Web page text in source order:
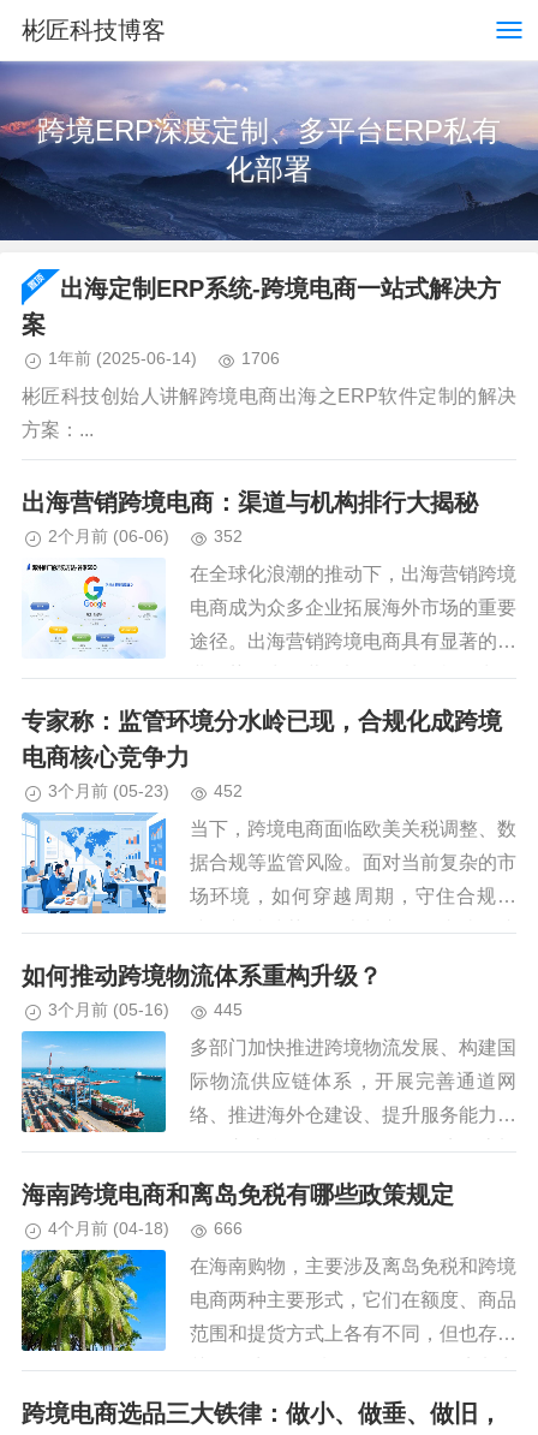
彬匠科技博客
跨境ERP深度定制、多平台ERP私有
化部署
出海定制ERP系统-跨境电商一站式解决方
案
1年前 (2025-06-14) 1706
彬匠科技创始人讲解跨境电商出海之ERP软件定制的解决
方案：...
出海营销跨境电商：渠道与机构排行大揭秘
2个月前 (06-06) 352
在全球化浪潮的推动下，出海营销跨境
电商成为众多企业拓展海外市场的重要
途径。出海营销跨境电商具有显著的行
业优势。出海营销渠道多种多样，常见
的有海外社媒营销、独立站营销、搜索
专家称：监管环境分水岭已现，合规化成跨境
电商核心竞争力
3个月前 (05-23) 452
当下，跨境电商面临欧美关税调整、数
据合规等监管风险。面对当前复杂的市
场环境，如何穿越周期，守住合规底
线，并持续获得资本与市场的青睐，成
为摆在跨境大卖面前的重要课题。“合
如何推动跨境物流体系重构升级？
3个月前 (05-16) 445
多部门加快推进跨境物流发展、构建国
际物流供应链体系，开展完善通道网
络、推进海外仓建设、提升服务能力、
强化交流合作等工作，推动跨境物流加
快重构升级、持续提升服务。跨境物流
海南跨境电商和离岛免税有哪些政策规定
4个月前 (04-18) 666
在海南购物，主要涉及离岛免税和跨境
电商两种主要形式，它们在额度、商品
范围和提货方式上各有不同，但也存在
关联。商品性质：购买的是“跨境电商
零售进口商品”，并非“离岛免税品”。商
跨境电商选品三大铁律：做小、做垂、做旧，